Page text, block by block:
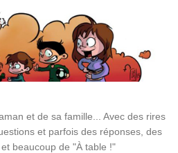
et de sa famille... Avec des rires
et parfois des réponses, des
beaucoup de "À table !"